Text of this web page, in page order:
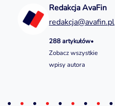
Redakcja AvaFin
redakcja@avafin.pl
288 artykułów•
Zobacz wszystkie
wpisy autora